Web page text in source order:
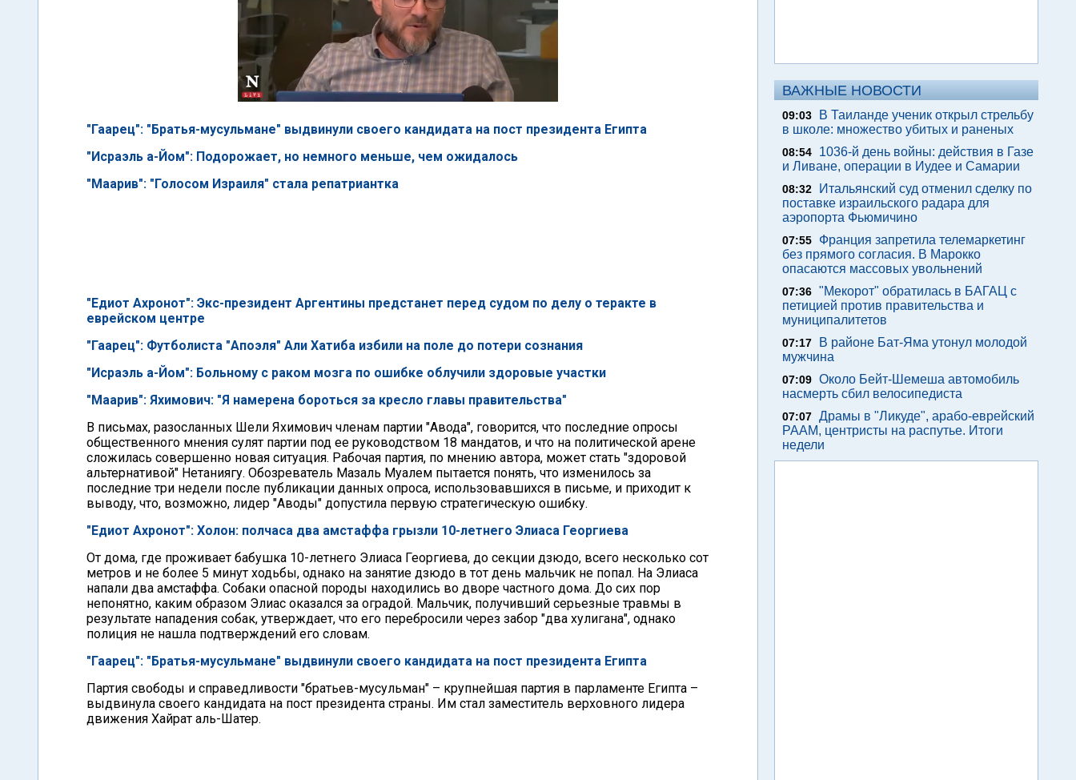
"Гаарец": "Братья-мусульмане" выдвинули своего кандидата на пост президента Египта
"Исраэль а-Йом": Подорожает, но немного меньше, чем ожидалось
"Маарив": "Голосом Израиля" стала репатриантка
"Едиот Ахронот": Экс-президент Аргентины предстанет перед судом по делу о теракте в
еврейском центре
"Гаарец": Футболиста "Апоэля" Али Хатиба избили на поле до потери сознания
"Исраэль а-Йом": Больному с раком мозга по ошибке облучили здоровые участки
"Маарив": Яхимович: "Я намерена бороться за кресло главы правительства"
В письмах, разосланных Шели Яхимович членам партии "Авода", говорится, что последние опросы
общественного мнения сулят партии под ее руководством 18 мандатов, и что на политической арене
сложилась совершенно новая ситуация. Рабочая партия, по мнению автора, может стать "здоровой
альтернативой" Нетаниягу. Обозреватель Мазаль Муалем пытается понять, что изменилось за
последние три недели после публикации данных опроса, использовавшихся в письме, и приходит к
выводу, что, возможно, лидер "Аводы" допустила первую стратегическую ошибку.
"Едиот Ахронот": Холон: полчаса два амстаффа грызли 10-летнего Элиаса Георгиева
От дома, где проживает бабушка 10-летнего Элиаса Георгиева, до секции дзюдо, всего несколько сот
метров и не более 5 минут ходьбы, однако на занятие дзюдо в тот день мальчик не попал. На Элиаса
напали два амстаффа. Собаки опасной породы находились во дворе частного дома. До сих пор
непонятно, каким образом Элиас оказался за оградой. Мальчик, получивший серьезные травмы в
результате нападения собак, утверждает, что его перебросили через забор "два хулигана", однако
полиция не нашла подтверждений его словам.
"Гаарец": "Братья-мусульмане" выдвинули своего кандидата на пост президента Египта
Партия свободы и справедливости "братьев-мусульман" – крупнейшая партия в парламенте Египта –
выдвинула своего кандидата на пост президента страны. Им стал заместитель верховного лидера
движения Хайрат аль-Шатер.
ВАЖНЫЕ НОВОСТИ
09:03
В Таиланде ученик открыл стрельбу
в школе: множество убитых и раненых
08:54
1036-й день войны: действия в Газе
и Ливане, операции в Иудее и Самарии
08:32
Итальянский суд отменил сделку по
поставке израильского радара для
аэропорта Фьюмичино
07:55
Франция запретила телемаркетинг
без прямого согласия. В Марокко
опасаются массовых увольнений
07:36 "Мекорот" обратилась в БАГАЦ с
петицией против правительства и
муниципалитетов
07:17
В районе Бат-Яма утонул молодой
мужчина
07:09 Около Бейт-Шемеша автомобиль
насмерть сбил велосипедиста
07:07 Драмы в "Ликуде", арабо-еврейский
РААМ, центристы на распутье. Итоги
недели